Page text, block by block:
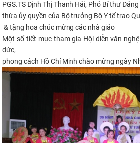
PGS.TS Định Thị Thanh Hải, Phó Bí thư
thừa ủy quyền của Bộ trưởng Bộ Y tế trao
& tặng hoa chúc mừng các nhà giáo
Một số tiết mục tham gia Hội diễn văn
đức,
phong cách Hồ Chí Minh chào mừng ngày